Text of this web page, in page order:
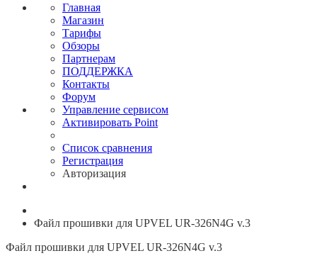
Главная
Магазин
Тарифы
Обзоры
Партнерам
ПОДДЕРЖКА
Контакты
Форум
Управление сервисом
Активировать Point
Список сравнения
Регистрация
Авторизация
Файл прошивки для UPVEL UR-326N4G v.3
Файл прошивки для UPVEL UR-326N4G v.3